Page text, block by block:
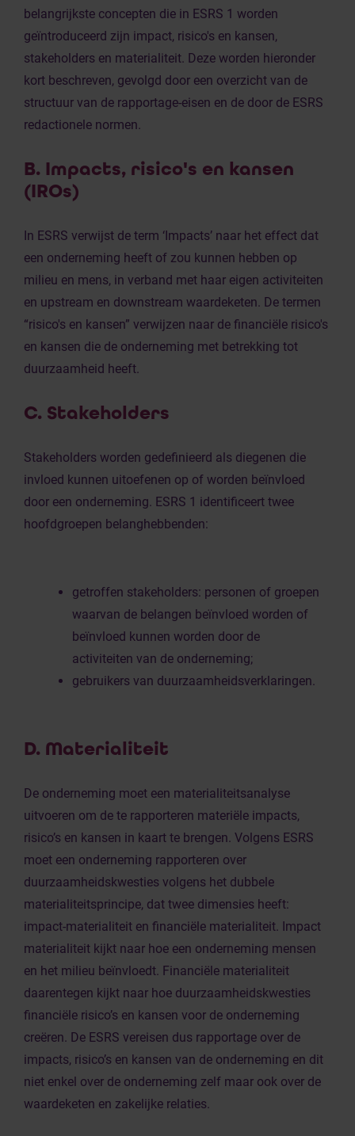
belangrijkste concepten die in ESRS 1 worden
geïntroduceerd zijn impact, risico's en kansen,
stakeholders en materialiteit. Deze worden hieronder
kort beschreven, gevolgd door een overzicht van de
structuur van de rapportage-eisen en de door de ESRS
redactionele normen.
B. Impacts, risico's en kansen
(IROs)
In ESRS verwijst de term ‘Impacts’ naar het effect dat
een onderneming heeft of zou kunnen hebben op
milieu en mens, in verband met haar eigen activiteiten
en upstream en downstream waardeketen. De termen
“risico's en kansen” verwijzen naar de financiële risico's
en kansen die de onderneming met betrekking tot
duurzaamheid heeft.
C. Stakeholders
Stakeholders worden gedefinieerd als diegenen die
invloed kunnen uitoefenen op of worden beïnvloed
door een onderneming. ESRS 1 identificeert twee
hoofdgroepen belanghebbenden:
getroffen stakeholders: personen of groepen
waarvan de belangen beïnvloed worden of
beïnvloed kunnen worden door de
activiteiten van de onderneming;
gebruikers van duurzaamheidsverklaringen.
D. Materialiteit
De onderneming moet een materialiteitsanalyse
uitvoeren om de te rapporteren materiële impacts,
risico’s en kansen in kaart te brengen. Volgens ESRS
moet een onderneming rapporteren over
duurzaamheidskwesties volgens het dubbele
materialiteitsprincipe, dat twee dimensies heeft:
impact-materialiteit en financiële materialiteit. Impact
materialiteit kijkt naar hoe een onderneming mensen
en het milieu beïnvloedt. Financiële materialiteit
daarentegen kijkt naar hoe duurzaamheidskwesties
financiële risico’s en kansen voor de onderneming
creëren. De ESRS vereisen dus rapportage over de
impacts, risico’s en kansen van de onderneming en dit
niet enkel over de onderneming zelf maar ook over de
waardeketen en zakelijke relaties.